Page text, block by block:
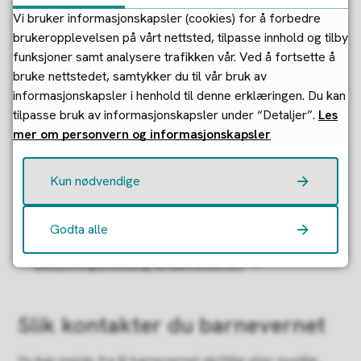
offentlig ansatt og bekymret
for et barn eller en ungdom?
Er du bekymret for at et barn eller ungdom er utsatt for
overgrep, mishandling, eller ikke får den omsorgen det
trenger? Alle offentlige ansatte har plikt til å melde fra til
barnevernet.
Her kan du som offentlig ansatt eller fagperson
bekymringsmelding til barnevernet
Slik kontakter du barnevernet
Vi bruker informasjonskapsler (cookies) for å forbedre
brukeropplevelsen på vårt nettsted, tilpasse innhold og tilby
funksjoner samt analysere trafikken vår. Ved å fortsette å
bruke nettstedet, samtykker du til vår bruk av
informasjonskapsler i henhold til denne erklæringen. Du kan
tilpasse bruk av informasjonskapsler under “Detaljer”. Les
mer om personvern og informasjonskapsler
Kun nødvendige
Godta alle